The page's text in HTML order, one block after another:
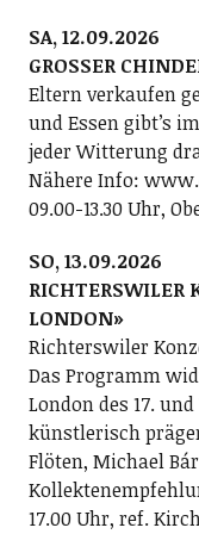
SA, 12.09.2026
GROSSER
Eltern verkaufen
und Essen gibt’s
jeder Witterung
Nähere Info:
09.00-13.30 Uhr,
SO, 13.09.2026
RICHTERSWILER
LONDON»
Richterswiler
Das Programm
London des 17.
künstlerisch
Flöten, Michael
17.00 Uhr, ref.